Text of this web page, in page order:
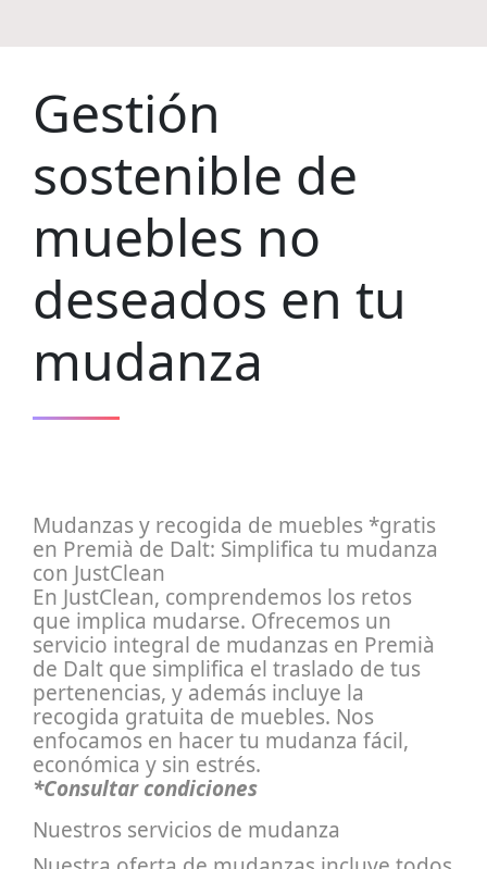
Gestión
sostenible de
muebles no
deseados en tu
mudanza
Mudanzas y recogida de muebles *gratis
en Premià de Dalt: Simplifica tu mudanza
con JustClean
En JustClean, comprendemos los retos
que implica mudarse. Ofrecemos un
servicio integral de mudanzas en Premià
de Dalt que simplifica el traslado de tus
pertenencias, y además incluye la
recogida gratuita de muebles. Nos
enfocamos en hacer tu mudanza fácil,
económica y sin estrés.
*Consultar condiciones
Nuestros servicios de mudanza